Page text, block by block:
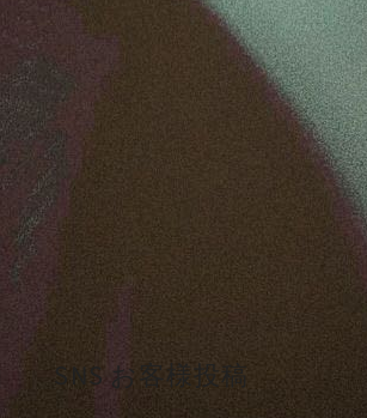
カスタマーレビュー
最初のレビューを書きましょう
レビューを書く
SNS お客様投稿